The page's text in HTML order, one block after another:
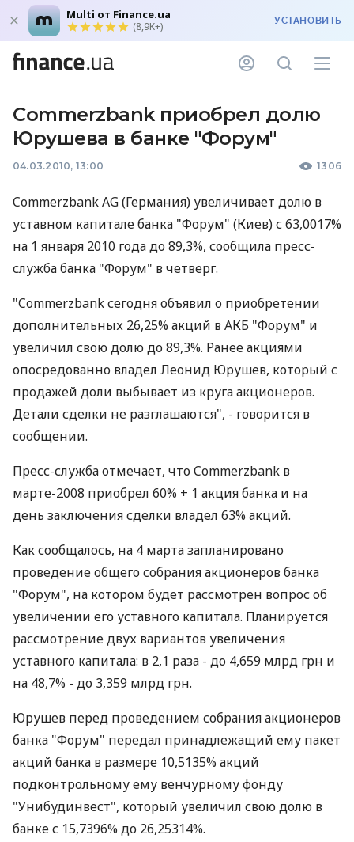
Multi от Finance.ua
(8,9K+) УСТАНОВИТЬ
Commerzbank приобрел долю
Юрушева в банке "Форум"
04.03.2010, 13:00 1306
Commerzbank AG (Германия) увеличивает долю в
уставном капитале банка "Форум" (Киев) с 63,0017%
на 1 января 2010 года до 89,3%, сообщила пресс-
служба банка "Форум" в четверг.
"Commerzbank сегодня объявил о приобретении
дополнительных 26,25% акций в АКБ "Форум" и
увеличил свою долю до 89,3%. Ранее акциями
опосредованно владел Леонид Юрушев, который с
продажей доли выбывает из круга акционеров.
Детали сделки не разглашаются", - говорится в
сообщении.
Пресс-служба отмечает, что Commerzbank в
марте-2008 приобрел 60% + 1 акция банка и на
день заключения сделки владел 63% акций.
Как сообщалось, на 4 марта запланировано
проведение общего собрания акционеров банка
"Форум", на котором будет рассмотрен вопрос об
увеличении его уставного капитала. Планируется
рассмотрение двух вариантов увеличения
уставного капитала: в 2,1 раза - до 4,659 млрд грн и
на 48,7% - до 3,359 млрд грн.
Юрушев перед проведением собрания акционеров
банка "Форум" передал принадлежащий ему пакет
акций банка в размере 10,5135% акций
подконтрольному ему венчурному фонду
"Унибудинвест", который увеличил свою долю в
банке с 15,7396% до 26,25314%.